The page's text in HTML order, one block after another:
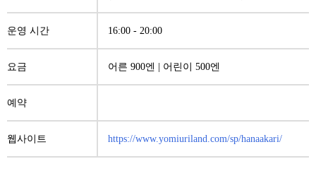
운영 시간 16:00 - 20:00
요금 어른 900엔 | 어린이 500엔
예약
웹사이트 https://www.yomiuriland.com/sp/hanaakari/